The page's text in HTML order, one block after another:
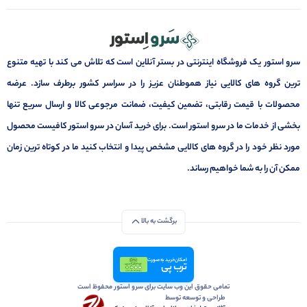
سرو استور یک فروشگاه اینترنتی در بستر آنلاین است که تلاش می کند با تهیه متنوع
ترین گروه های کالایی نیاز هموطنان عزیز را در سراسر کشور برطرف سازد. عرضه
محصولات با قیمت رقابتی، تضمین کیفیت، ضمانت مرجوعی کالا و ارسال سریع تنها
بخشی از خدمات ما در سرو استور است. برای خرید آسان در سرو استور کافیست محصول
مورد نظر خود را در گروه های کالایی مشخص پیدا و انتخاب کنید ما در کوتاه ترین زمان
ممکن آن را به شما خواهیم رساند.
برگشت به بالا
امکان خرید به صورت
ترب پی
تمامی حقوق این وب سایت برای سرو استور محفوظ است
طراحی و توسعه توسط